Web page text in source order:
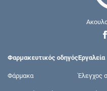
Φαρμακευτικός οδηγός
Φάρμακα
Εργαλεία
Έλεγχος